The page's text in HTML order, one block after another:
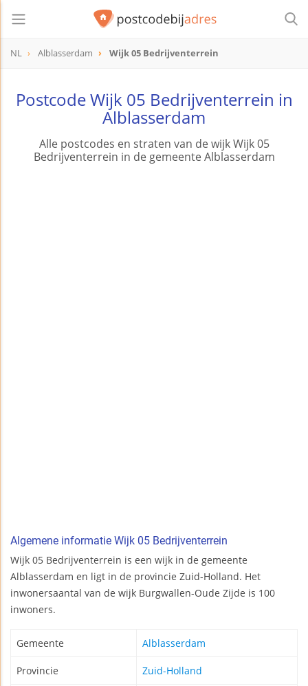
NL Alblasserdam Wijk 05 Bedrijventerrein
Postcode Wijk 05 Bedrijventerrein in
Alblasserdam
Alle postcodes en straten van de wijk Wijk 05
Bedrijventerrein in de gemeente Alblasserdam
Algemene informatie Wijk 05 Bedrijventerrein
Wijk 05 Bedrijventerrein is een wijk in de gemeente
Alblasserdam en ligt in de provincie Zuid-Holland. Het
inwonersaantal van de wijk Burgwallen-Oude Zijde is 100
inwoners.
Gemeente Alblasserdam
Provincie Zuid-Holland